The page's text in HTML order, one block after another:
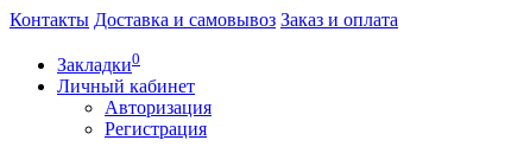
Контакты Доставка и самовывоз Заказ и оплата
Закладки0
Личный кабинет
Авторизация
Регистрация